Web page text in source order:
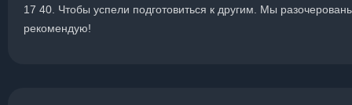
17 40. Чтобы успели подготовиться к другим. Мы
рекомендую!